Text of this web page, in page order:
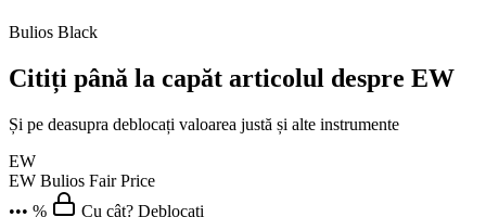
Bulios Black
Citiți până la capăt articolul despre EW
Și pe deasupra deblocați valoarea justă și alte instrumente
EW
EW Bulios Fair Price
••• %
Cu cât? Deblocați